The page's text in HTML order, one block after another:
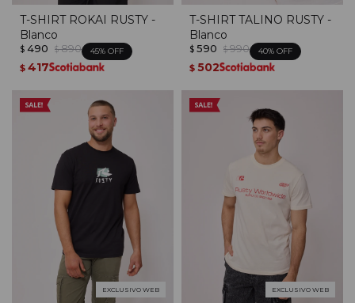
T-SHIRT ROKAI RUSTY -
Blanco
$ 490 $ 890 45
$ 417
T-SHIRT TALINO RUSTY -
Blanco
$ 590 $ 990 40
$ 502
EXCLUSIVO WEB EXCLUSIVO WEB